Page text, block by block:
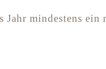
Jahr mindestens ein